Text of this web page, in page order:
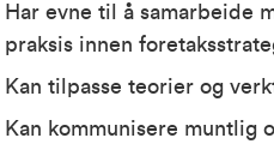
Har evne til å samarbeide
praksis innen
Kan tilpasse teorier og
Kan kommunisere muntlig